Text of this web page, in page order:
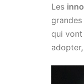
Les
qui